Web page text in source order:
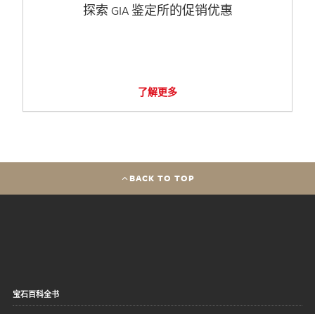
探索 GIA 鉴定所的促销优惠
了解更多
BACK TO TOP
宝石百科全书